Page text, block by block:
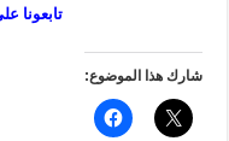
تابعونا
شارك هذا الموضوع: